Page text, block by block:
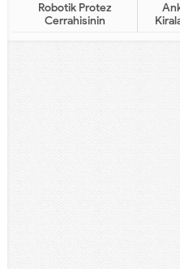
Robotik Protez
Cerrahisinin
Geleneksel Cerrahiden
Farkı Nedir?